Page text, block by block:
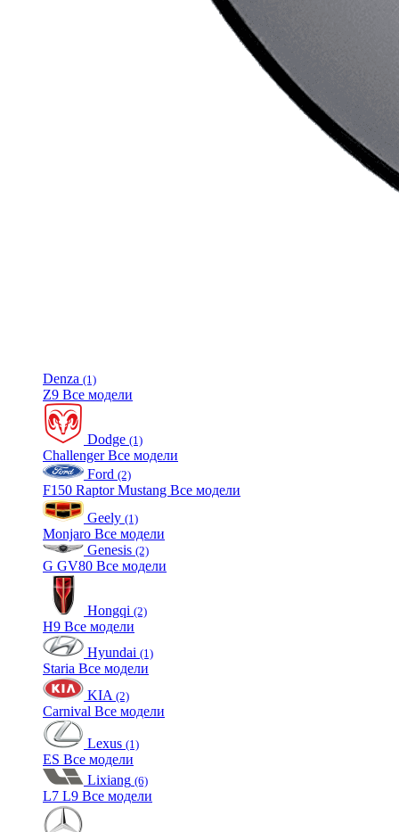
Denza (1)
Z9 Все модели
Dodge (1)
ChallengerВсе модели
Ford (2)
F150 RaptorMustang Все модели
Geely (1)
Monjaro Все модели
Genesis (2)
G GV80 Все модели
Hongqi (2)
H9 Все модели
Hyundai (1)
Staria Все модели
KIA (2)
Carnival Все модели
Lexus (1)
ES Все модели
Lixiang (6)
L7 L9 Все модели